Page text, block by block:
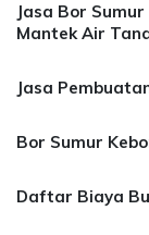
Jasa Bor
Mantek Air
Jasa
Bor Sumur
Daftar Biaya